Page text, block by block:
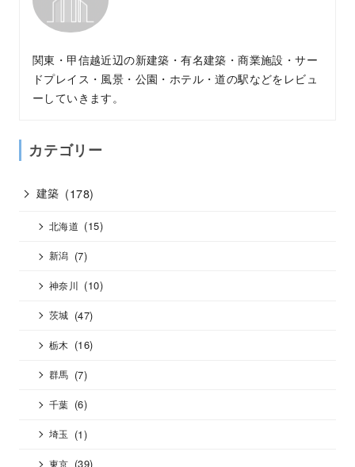
関東・甲信越近辺の新建築・有名建築・商業施設・サー
ドプレイス・風景・公園・ホテル・道の駅などをレビュ
ーしていきます。
カテゴリー
建築 (178)
北海道 (15)
新潟 (7)
神奈川 (10)
茨城 (47)
栃木 (16)
群馬 (7)
千葉 (6)
埼玉 (1)
東京 (39)